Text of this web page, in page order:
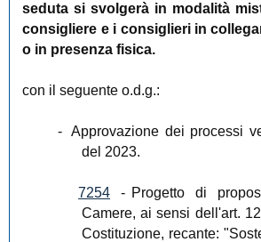
seduta si svolgerà in modalità
consigliere e i consiglieri in
o in presenza fisica.
con il seguente o.d.g.:
- Approvazione dei processi
del 2023.
7254 - Progetto di
Camere, ai sensi dell'art.
Costituzione, recante: